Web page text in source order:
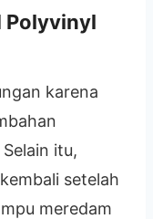
Polyvinyl
karena
itu,
setelah
meredam